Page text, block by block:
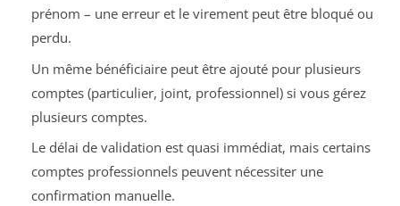
prénom – une erreur et le virement peut être bloqué ou
perdu.
Un même bénéficiaire peut être ajouté pour plusieurs
comptes (particulier, joint, professionnel) si vous gérez
plusieurs comptes.
Le délai de validation est quasi immédiat, mais certains
comptes professionnels peuvent nécessiter une
confirmation manuelle.